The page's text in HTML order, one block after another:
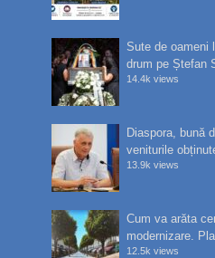
Sute de oameni
drum pe Ștefan
14.4k views
Diaspora, bună
veniturile
13.9k views
Cum va arăta
modernizare.
12.5k views